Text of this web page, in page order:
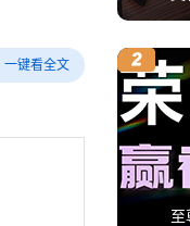
一键看全文
至